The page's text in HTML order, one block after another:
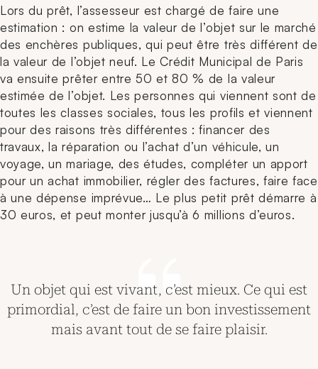
Lors du prêt, l’assesseur est chargé de faire une
estimation : on estime la valeur de l’objet sur le marché
des enchères publiques, qui peut être très différent de
la valeur de l’objet neuf. Le Crédit Municipal de Paris
va ensuite prêter entre 50 et 80 % de la valeur
estimée de l’objet. Les personnes qui viennent sont de
toutes les classes sociales, tous les profils et viennent
pour des raisons très différentes : financer des
travaux, la réparation ou l’achat d’un véhicule, un
voyage, un mariage, des études, compléter un apport
pour un achat immobilier, régler des factures, faire face
à une dépense imprévue… Le plus petit prêt démarre à
30 euros, et peut monter jusqu’à 6 millions d’euros.
Un objet qui est vivant, c’est mieux. Ce qui est
primordial, c’est de faire un bon investissement
mais avant tout de se faire plaisir.